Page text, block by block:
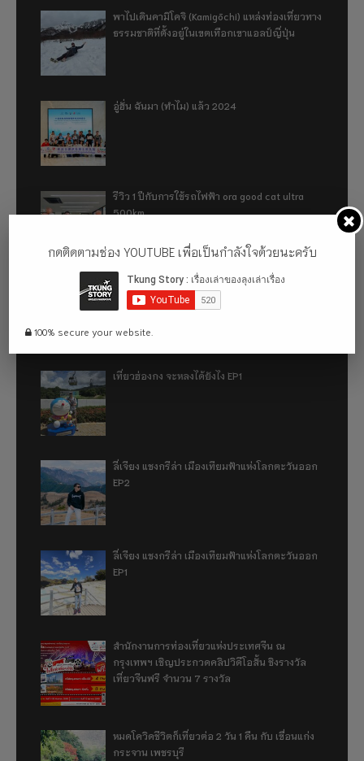
พาไปเดินคามิโคจิ (Kamigōchi) แหล่งท่องเที่ยวทาง
ธรรมชาติที่ตั้งอยู่ในเขตเทือกเขาแอลป์ญี่ปุ่น
อู่ฮั่น ฉันมา (ทำไม) แล้ว 2024
รีวิว 1 ปีกับการใช้รถไฟฟ้า ora good cat ultra
500km
เที่ยวฮ่องกง จะหลงได้ยังไง EP2
เที่ยวฮ่องกง จะหลงได้ยังไง EP1
ลี่เจียง แชงกรีล่า เมืองเทียมฟ้าแห่งโลกตะวันออก
EP2
ลี่เจียง แชงกรีล่า เมืองเทียมฟ้าแห่งโลกตะวันออก
EP1
สำนักงานการท่องเที่ยวแห่งประเทศจีน ณ
กรุงเทพฯ เชิญประกวดคลิปวิดีโอสั้น ชิงรางวัล
เที่ยวจีนฟรี จำนวน 7 รางวัล
หมดโควิดชีวิตก็เที่ยวต่อ 2 วัน 1 คืน กับ เขื่อนแก่ง
กระจาน เพชรบุรี
กดติดตามช่อง YOUTUBE เพื่อเป็นกำลังใจด้วยนะครับ
100% secure your website.